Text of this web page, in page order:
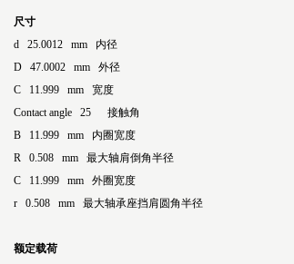
尺寸
d 25.0012 mm 内径
D 47.0002 mm 外径
C 11.999 mm 宽度
Contact angle 25 接触角
B 11.999 mm 内圈宽度
R 0.508 mm 最大轴肩倒角半径
C 11.999 mm 外圈宽度
r 0.508 mm 最大轴承座挡肩圆角半径
额定载荷